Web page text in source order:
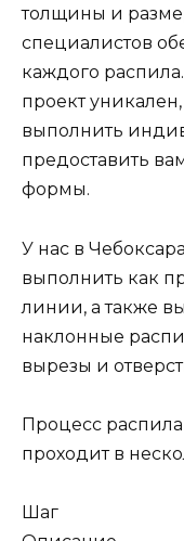
толщины и
специалистов
каждого
проект
выполнить
предоставить
формы.
У нас в
выполнить как
линии, а также
наклонные
вырезы и
Процесс
проходит в
Шаг